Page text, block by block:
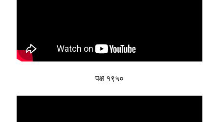
पक्ष १९५०